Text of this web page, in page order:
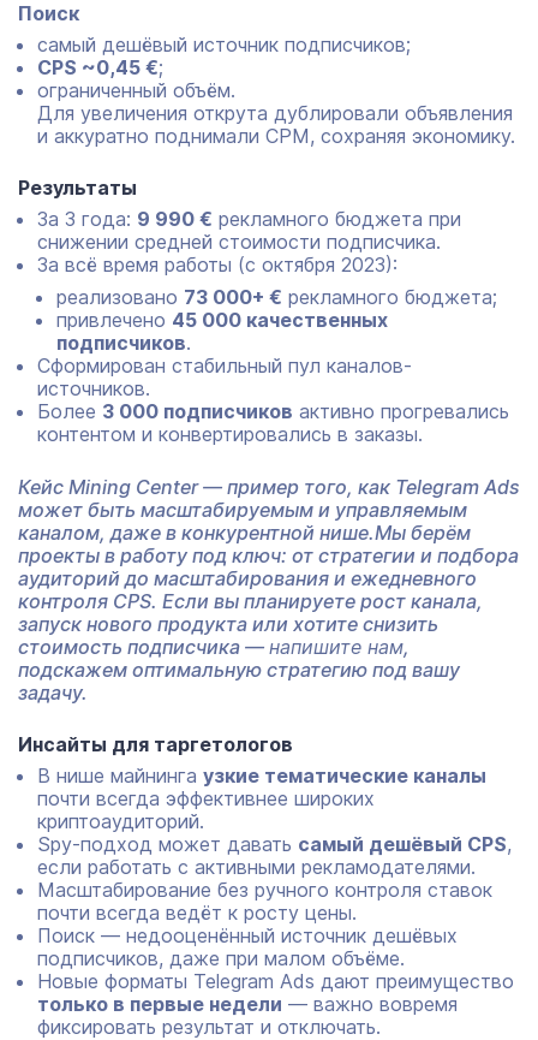
Поиск
самый дешёвый источник подписчиков;
CPS ~0,45 €;
ограниченный объём.
Для увеличения открута дублировали объявления
и аккуратно поднимали CPM, сохраняя экономику.
Результаты
За 3 года: 9 990 € рекламного бюджета при
снижении средней стоимости подписчика.
За всё время работы (с октября 2023):
реализовано 73 000+ € рекламного бюджета;
привлечено 45 000 качественных
подписчиков.
Сформирован стабильный пул каналов-
источников.
Более 3 000 подписчиков активно прогревались
контентом и конвертировались в заказы.
Кейс Mining Center — пример того, как Telegram Ads
может быть масштабируемым и управляемым
каналом, даже в конкурентной нише.Мы берём
проекты в работу под ключ: от стратегии и подбора
аудиторий до масштабирования и ежедневного
контроля CPS. Если вы планируете рост канала,
запуск нового продукта или хотите снизить
стоимость подписчика — напишите нам,
подскажем оптимальную стратегию под вашу
задачу.
Инсайты для таргетологов
В нише майнинга узкие тематические каналы
почти всегда эффективнее широких
криптоаудиторий.
Spy-подход может давать самый дешёвый CPS,
если работать с активными рекламодателями.
Масштабирование без ручного контроля ставок
почти всегда ведёт к росту цены.
Поиск — недооценённый источник дешёвых
подписчиков, даже при малом объёме.
Новые форматы Telegram Ads дают преимущество
только в первые недели — важно вовремя
фиксировать результат и отключать.